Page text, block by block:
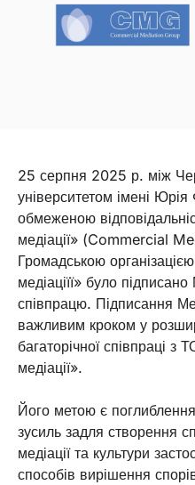
25 серпня 2025 р. між
університетом імені
обмеженою
медіації» (Commercial
Громадською
медіаціїї» було
співпрацю. Підписання
важливим кроком у
багаторічної співпраці з
медіації».
Його метою є поглиблення
зусиль задля створення
медіації та культури
способів вирішення